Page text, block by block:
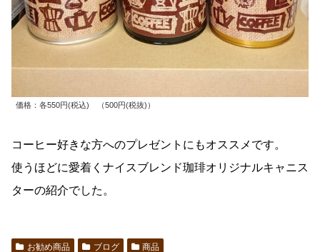
価格：各550円(税込) （500円(税抜)）
コーヒー好きな方へのプレゼントにもオススメです。
使うほどに愛着くナイスブレンド珈琲オリジナルキャニス
ターの紹介でした。
お勧め商品 ブログ 商品